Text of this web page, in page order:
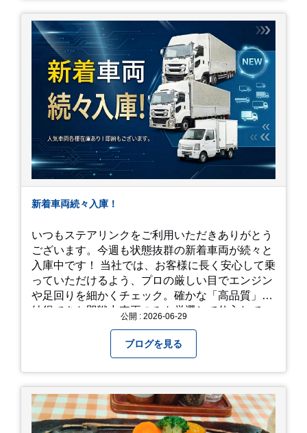
新着車両続々入庫！
いつもステアリンクをご利用いただきありがとう
ございます。今週も状態抜群の新着車両が続々と
入庫中です！ 当社では、お客様に長く安心して乗
っていただけるよう、プロの厳しい目でエンジン
や足回りを細かくチェック。確かな「高品質」と
納得できた即戦力車両のみを厳選して仕入れてい
公開 : 2026-06-29
ブログを見る